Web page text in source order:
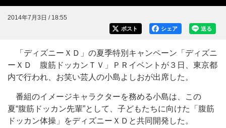
2014年7月3日 / 18:55
送る
シェア
ポスト
「ディズニーＸＤ」の夏季特別キャンペーン「ディズニ
ーＸＤ 腹筋ドッカンＴＶ」ＰＲイベントが３日、東京都
内で行われ、お笑い芸人の小島よしおが出席した。
番組のイメージキャラクターを務める小島は、この
夏“腹筋ドッカン先輩”として、子どもたちに向けた「腹筋
ドッカン体操」をディズニーＸＤと共同開発した。